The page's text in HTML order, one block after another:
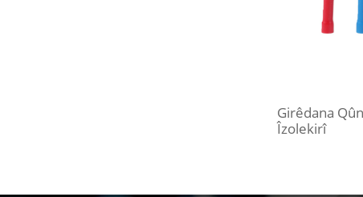
Girêdana
Îzolekirî